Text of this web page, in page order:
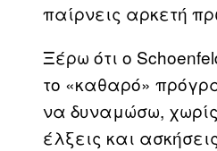
παίρνεις αρκετή
Ξέρω ότι ο
το «καθαρό»
να δυναμώσω,
έλξεις και